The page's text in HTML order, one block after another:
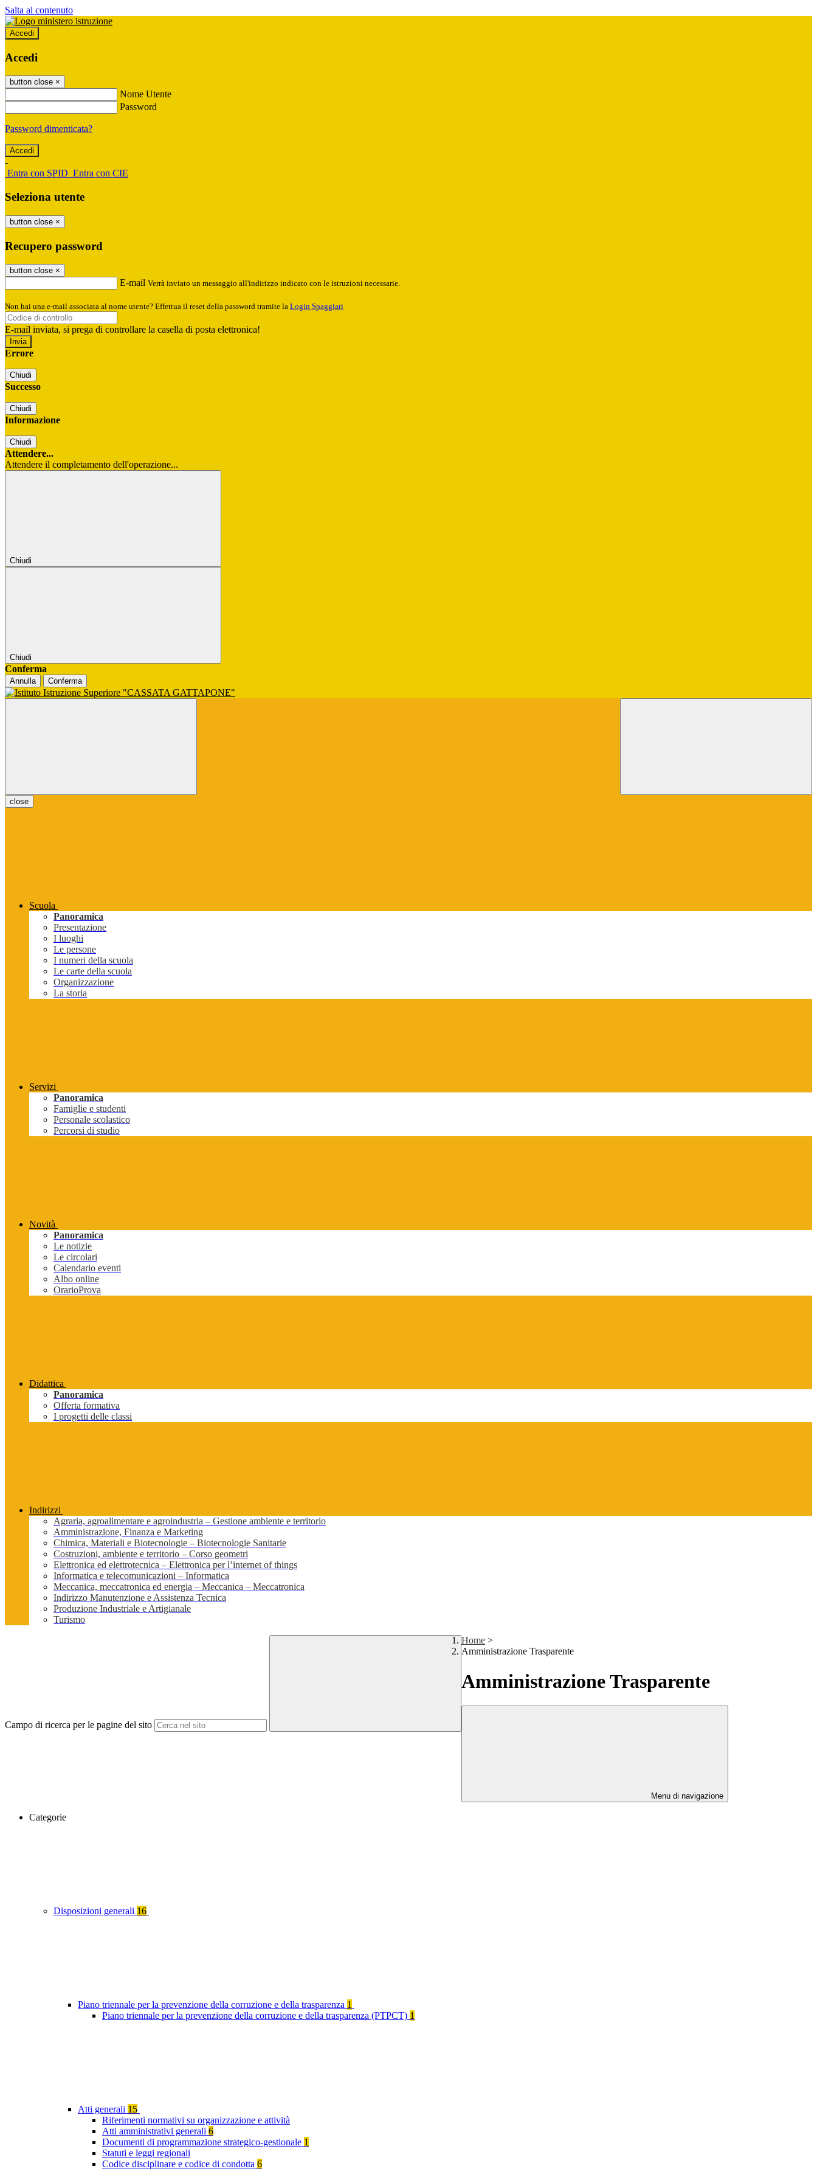
Salta al contenuto
Accedi
Accedi
button close ×
Nome Utente
Password
Password dimenticata?
-
Entra con SPID Entra con CIE
Seleziona utente
button close ×
Recupero password
button close ×
E-mail Verrà inviato un messaggio all'indirizzo indicato con le istruzioni necessarie.
Non hai una e-mail associata al nome utente? Effettua il reset della password tramite la Login Spaggiari
E-mail inviata, si prega di controllare la casella di posta elettronica!
Errore
Chiudi
Successo
Chiudi
Informazione
Chiudi
Attendere...
Attendere il completamento dell'operazione...
Chiudi
Chiudi
Conferma
Annulla Conferma
close
Scuola
Panoramica
Presentazione
I luoghi
Le persone
I numeri della scuola
Le carte della scuola
Organizzazione
La storia
Servizi
Panoramica
Famiglie e studenti
Personale scolastico
Percorsi di studio
Novità
Panoramica
Le notizie
Le circolari
Calendario eventi
Albo online
OrarioProva
Didattica
Panoramica
Offerta formativa
I progetti delle classi
Indirizzi
Agraria, agroalimentare e agroindustria – Gestione ambiente e territorio
Amministrazione, Finanza e Marketing
Chimica, Materiali e Biotecnologie – Biotecnologie Sanitarie
Costruzioni, ambiente e territorio – Corso geometri
Elettronica ed elettrotecnica – Elettronica per l’internet of things
Informatica e telecomunicazioni – Informatica
Meccanica, meccatronica ed energia – Meccanica – Meccatronica
Indirizzo Manutenzione e Assistenza Tecnica
Produzione Industriale e Artigianale
Turismo
Campo di ricerca per le pagine del sito
Home >
Amministrazione Trasparente
Amministrazione Trasparente
Menu di navigazione
Categorie
Disposizioni generali 16
Piano triennale per la prevenzione della corruzione e della trasparenza 1
Piano triennale per la prevenzione della corruzione e della trasparenza (PTPCT) 1
Atti generali 15
Riferimenti normativi su organizzazione e attività
Atti amministrativi generali 6
Documenti di programmazione strategico-gestionale 1
Statuti e leggi regionali
Codice disciplinare e codice di condotta 6